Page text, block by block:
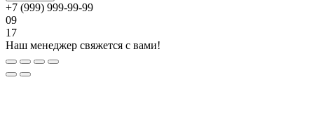
+7 (999) 999-99-99
09
17
Наш менеджер свяжется с вами!